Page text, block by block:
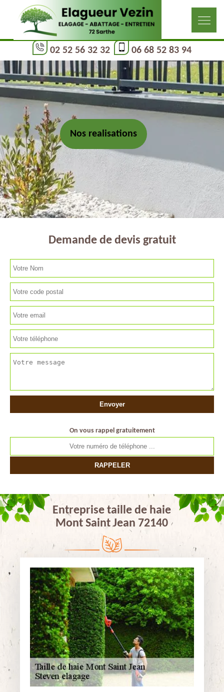
02 52 56 32 32 06 68 52 83 94
Nos realisations
Demande de devis gratuit
On vous rappel gratuitement
Entreprise taille de haie
Mont Saint Jean 72140